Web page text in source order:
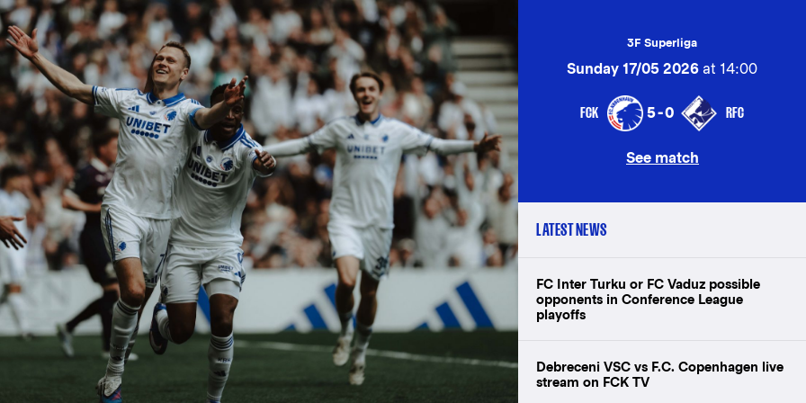
3F Superliga
Sunday 17/05 2026 at 14:00
FCK 5-0 RFC
See match
LATEST NEWS
FC Inter Turku or FC Vaduz possible
opponents in Conference League
playoffs
Debreceni VSC vs F.C. Copenhagen live
stream on FCK TV